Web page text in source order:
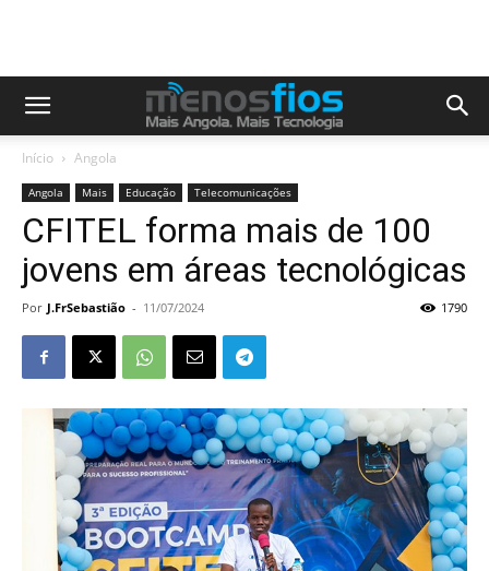
Início Angola
Angola Mais Educação Telecomunicações
CFITEL forma mais de 100
jovens em áreas tecnológicas
Por J.FrSebastião - 11/07/2024 1790